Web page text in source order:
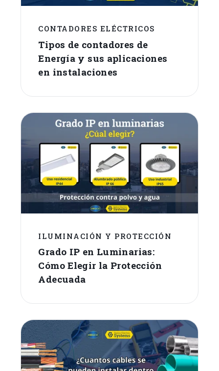
CONTADORES ELÉCTRICOS
Tipos de contadores de
Energía y sus aplicaciones
en instalaciones
ILUMINACIÓN Y PROTECCIÓN
Grado IP en Luminarias:
Cómo Elegir la Protección
Adecuada